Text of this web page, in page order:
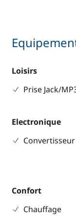
Loisirs
Prise Jack/
Electronique
Confort
Chauffage